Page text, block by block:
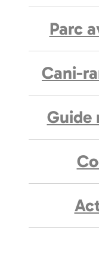
Parc
Cani-
Guide